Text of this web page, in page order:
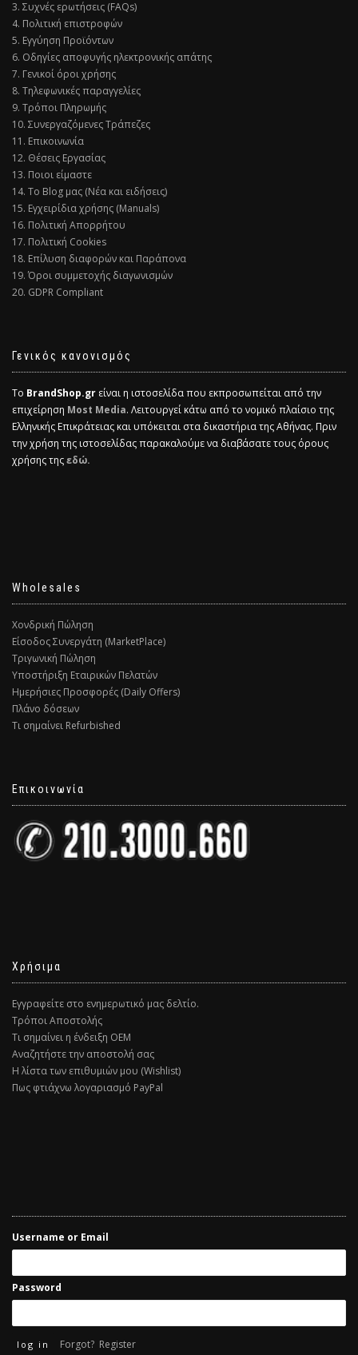
3. Συχνές ερωτήσεις (FAQs)
4. Πολιτική επιστροφών
5. Εγγύηση Προϊόντων
6. Οδηγίες αποφυγής ηλεκτρονικής απάτης
7. Γενικοί όροι χρήσης
8. Τηλεφωνικές παραγγελίες
9. Τρόποι Πληρωμής
10. Συνεργαζόμενες Τράπεζες
11. Επικοινωνία
12. Θέσεις Εργασίας
13. Ποιοι είμαστε
14. Το Blog μας (Νέα και ειδήσεις)
15. Εγχειρίδια χρήσης (Manuals)
16. Πολιτική Απορρήτου
17. Πολιτική Cookies
18. Επίλυση διαφορών και Παράπονα
19. Όροι συμμετοχής διαγωνισμών
20. GDPR Compliant
Γενικός κανονισμός
Το BrandShop.gr είναι η ιστοσελίδα που εκπροσωπείται από την
επιχείρηση Most Media. Λειτουργεί κάτω από το νομικό πλαίσιο της
Ελληνικής Επικράτειας και υπόκειται στα δικαστήρια της Αθήνας. Πριν
την χρήση της ιστοσελίδας παρακαλούμε να διαβάσατε τους όρους
χρήσης τηςεδώ.
Wholesales
Χονδρική Πώληση
Είσοδος Συνεργάτη (MarketPlace)
Τριγωνική Πώληση
Υποστήριξη Εταιρικών Πελατών
Ημερήσιες Προσφορές (Daily Offers)
Πλάνο δόσεων
Τι σημαίνει Refurbished
Επικοινωνία
Χρήσιμα
Εγγραφείτε στο ενημερωτικό μας δελτίο.
Τρόποι Αποστολής
Τι σημαίνει η ένδειξη ΟΕΜ
Αναζητήστε την αποστολή σας
Η λίστα των επιθυμιών μου (Wishlist)
Πως φτιάχνω λογαριασμό PayPal
Username or Email
Password
Forgot? Register